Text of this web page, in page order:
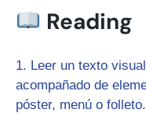
Reading
Leer un texto
acompañado de
póster, menú o